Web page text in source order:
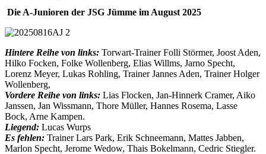
Die A-Junioren der JSG Jümme im August 2025
Hintere Reihe von links: Torwart-Trainer Folli Störmer, Joost Aden,
Hilko Focken, Folke Wollenberg, Elias Willms, Jarno Specht,
Lorenz Meyer, Lukas Rohling, Trainer Jannes Aden, Trainer Holger
Wollenberg,
Vordere Reihe von links: Lias Flocken, Jan-Hinnerk Cramer, Aiko
Janssen, Jan Wissmann, Thore Müller, Hannes Rosema, Lasse
Bock, Arne Kampen.
Liegend: Lucas Wurps
Es fehlen: Trainer Lars Park, Erik Schneemann, Mattes Jabben,
Marlon Specht, Jerome Wedow, Thais Bokelmann, Cedric Stiegler.